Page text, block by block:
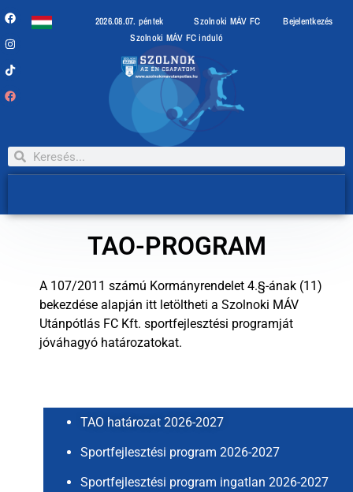
2026.08.07. péntek Szolnoki MÁV FC
Bejelentkezés
Szolnoki MÁV FC induló
TAO-PROGRAM
A 107/2011 számú Kormányrendelet 4.§-ának (11)
bekezdése alapján itt letöltheti a Szolnoki MÁV
Utánpótlás FC Kft. sportfejlesztési programját
jóváhagyó határozatokat.
TAO határozat 2026-2027
Sportfejlesztési program 2026-2027
Sportfejlesztési program ingatlan 2026-2027